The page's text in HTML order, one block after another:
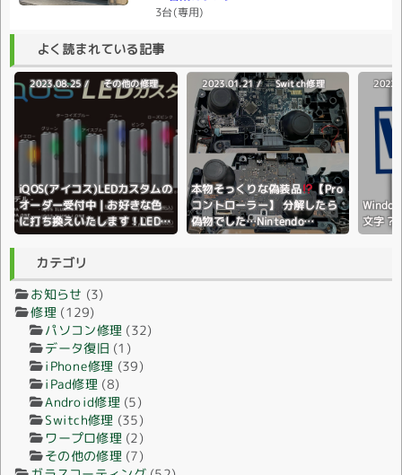
3台(専用)
よく読まれている記事
iQOS(アイコス)LEDカスタムの
オーダー受付中｜お好きな色
に打ち換えいたします！LEDラ
イトの色変更♪全国配送対応♪
2023.08.25 / その他の修理
本物そっくりな偽装品 【Pro
コントローラー】 分解したら
偽物でした…Nintendo
Switch(ニンテンドースイッ
2023.01.21 / Switch修理
文字？
カテゴリ
お知らせ (3)
修理 (129)
パソコン修理 (32)
データ復旧 (1)
iPhone修理 (39)
iPad修理 (8)
Android修理 (5)
Switch修理 (35)
ワープロ修理 (2)
その他の修理 (7)